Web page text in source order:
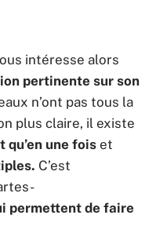
intéresse alors
pertinente sur son
n’ont pas tous la
plus claire, il existe
qu’en une fois et
C’est
permettent de faire